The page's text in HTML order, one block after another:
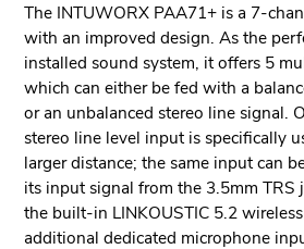
The INTUWORX PAA71+ is a 7-
with an improved design. As the
installed sound system, it offers 5
which can either be fed with a
or an unbalanced stereo line signal.
stereo line level input is specifically
larger distance; the same input can
its input signal from the 3.5mm TRS
the built-in LINKOUSTIC 5.2
additional dedicated microphone